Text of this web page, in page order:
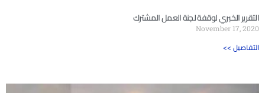
التقرير الخبري لوقفة لجنة العمل المشترك
November 17, 2020
<< التفاصيل